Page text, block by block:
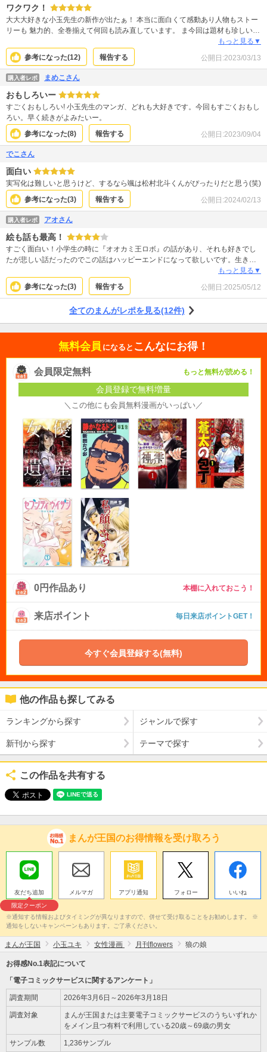
ワクワク！
大大大好きな小玉先生の新作が出たぁ！ 本当に面白くて感動あり人物もストー
リーも 魅力的、全巻揃えて何回も読み直しています。 ま今回は題材も珍しいけ
ど、 また主人公も登場人物も皆魅力的で ワクワクが止まりません！ 早く次巻
を読みたいもんです。
もっと見る▼
参考になった(12) 報告する 公開日:2023/03/13
購入者レポ まめこさん
おもしろいー
すごくおもしろい! 小玉先生のマンガ、どれも大好きです。今回もすごくおもし
ろい。早く続きがよみたいー。
参考になった(8) 報告する 公開日:2023/09/04
でこさん
面白い
実写化は難しいと思うけど、するなら颯は松村北斗くんがぴったりだと思う(笑)
参考になった(3) 報告する 公開日:2024/02/13
購入者レポ アオさん
絵も話も最高！
すごく面白い！小学生の時に『オオカミ王ロボ』の話があり、それも好きでし
たが悲しい話だったのでこの話はハッピーエンドになって欲しいです。生きて
いれば悲しい事も辛いことも沢山あるので面白い漫画を読んでリフレッシュし
ています。新刊待ち遠しい！
もっと見る▼
参考になった(3) 報告する 公開日:2025/05/12
全てのまんがレポを見る(12件)
無料会員 になると こんなにお得！
会員限定無料 もっと無料が読める！
会員登録で無料増量
＼この他にも会員無料漫画がいっぱい／
0円作品あり 本棚に入れておこう！
来店ポイント 毎日来店ポイントGET！
今すぐ会員登録する(無料)
他の作品も探してみる
ランキングから探す ジャンルで探す
新刊から探す テーマで探す
この作品を共有する
まんが王国のお得情報を受け取ろう
友だち追加
限定クーポン
メルマガ アプリ通知 フォロー いいね
※通知する情報およびタイミングが異なりますので、併せて受け取ることをお勧めします。 ※
通知をしないキャンペーンもあります。ご了承ください。
まんが王国 小玉ユキ 女性漫画 月刊flowers 狼の娘
お得感No.1表記について
「電子コミックサービスに関するアンケート」
調査期間 2026年3月6日～2026年3月18日
調査対象
まんが王国または主要電子コミックサービスのうちいずれか
をメイン且つ有料で利用している20歳～69歳の男女
サンプル数 1,236サンプル